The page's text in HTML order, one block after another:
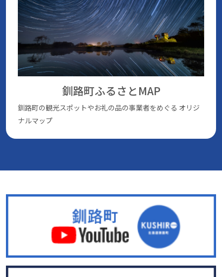
釧路町ふるさとMAP
釧路町の観光スポットやお礼の品の事業者をめぐる オリジ
ナルマップ